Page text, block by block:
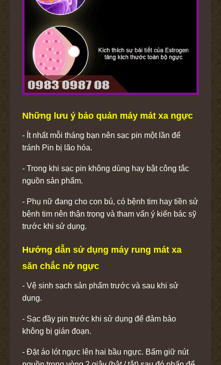
Những lưu ý bảo quản máy mát xa ngực
- Ít nhất mỗi tháng bạn nên sạc pin một lần để
tránh Pin bị lão hóa.
- Trong khi sạc pin không dùng hay bật công tắc
nguồn sản phẩm.
- Phụ nữ đang cho con bú, có bệnh tim hay tiền sử
bệnh tim nên thận trọng và tham vấn ý kiến bác sỹ
trước khi sử dụng.
Hướng dẫn sử dụng máy rung mát xa
săn chắc nở ngực
- Vệ sinh sạch sản phẩm trước và sau khi sử
dụng.
- Sạc đầy pin trước khi sử dụng để đảm bảo
không bị gián đoạn.
- Đặt áo lót ngực lên hai bầu ngực. Bấm giữ nút